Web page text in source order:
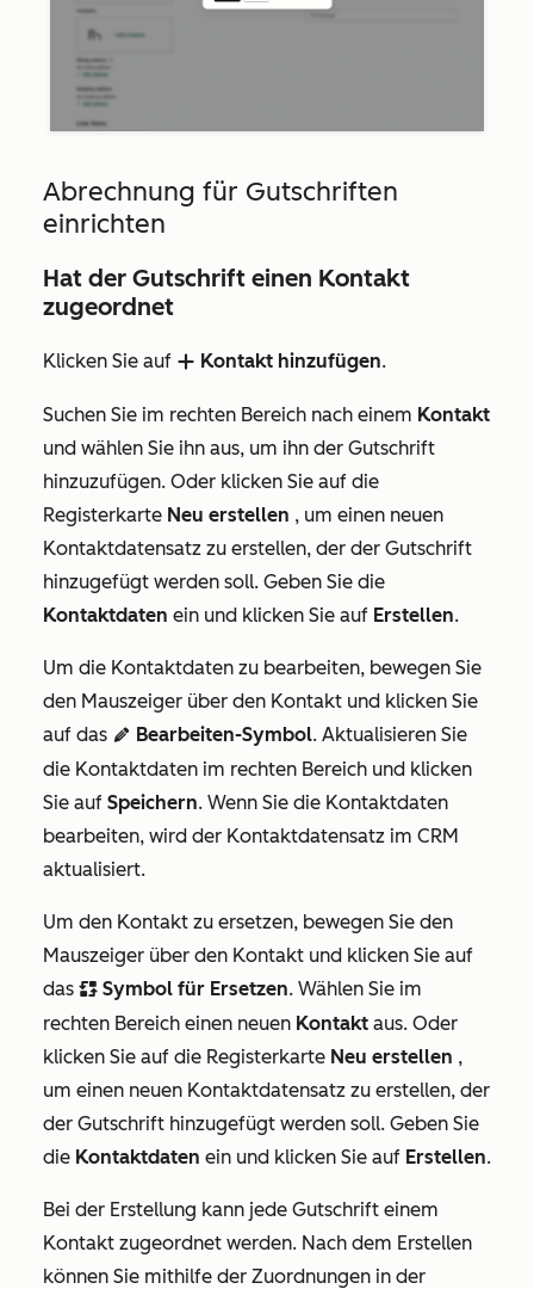
Abrechnung für Gutschriften
einrichten
Hat der Gutschrift einen Kontakt
zugeordnet
Klicken Sie auf add Kontakt hinzufügen.
Suchen Sie im rechten Bereich nach einem Kontakt
und wählen Sie ihn aus, um ihn der Gutschrift
hinzuzufügen. Oder klicken Sie auf die
Registerkarte Neu erstellen , um einen neuen
Kontaktdatensatz zu erstellen, der der Gutschrift
hinzugefügt werden soll. Geben Sie die
Kontaktdaten ein und klicken Sie auf Erstellen.
Um die Kontaktdaten zu bearbeiten, bewegen Sie
den Mauszeiger über den Kontakt und klicken Sie
auf das edit Bearbeiten-Symbol. Aktualisieren Sie
die Kontaktdaten im rechten Bereich und klicken
Sie auf Speichern. Wenn Sie die Kontaktdaten
bearbeiten, wird der Kontaktdatensatz im CRM
aktualisiert.
Um den Kontakt zu ersetzen, bewegen Sie den
Mauszeiger über den Kontakt und klicken Sie auf
das replace Symbol für Ersetzen. Wählen Sie im
rechten Bereich einen neuen Kontakt aus. Oder
klicken Sie auf die Registerkarte Neu erstellen ,
um einen neuen Kontaktdatensatz zu erstellen, der
der Gutschrift hinzugefügt werden soll. Geben Sie
die Kontaktdaten ein und klicken Sie auf Erstellen.
Bei der Erstellung kann jede Gutschrift einem
Kontakt zugeordnet werden. Nach dem Erstellen
können Sie mithilfe der Zuordnungen in der